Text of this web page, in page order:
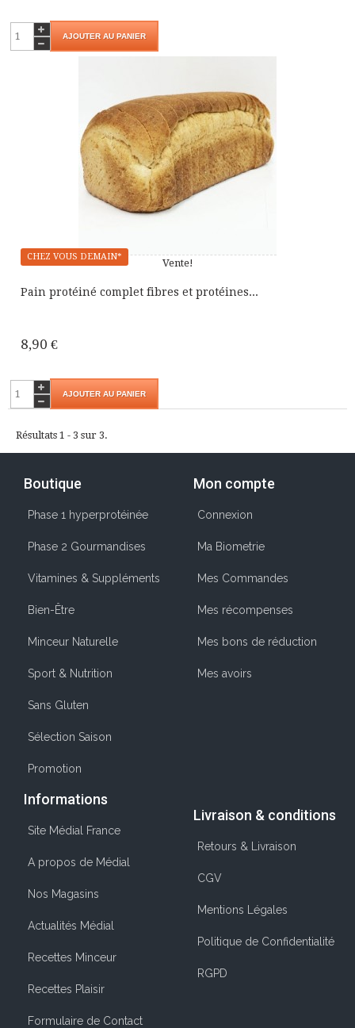
AJOUTER AU PANIER
Vente!
Pain protéiné complet fibres et protéines...
8,90 €
CHEZ VOUS DEMAIN*
AJOUTER AU PANIER
Résultats 1 - 3 sur 3.
Boutique
Phase 1 hyperprotéinée
Phase 2 Gourmandises
Vitamines & Suppléments
Bien-Être
Minceur Naturelle
Sport & Nutrition
Sans Gluten
Sélection Saison
Promotion
Mon compte
Connexion
Ma Biometrie
Mes Commandes
Mes récompenses
Mes bons de réduction
Mes avoirs
Informations
Site Médial France
A propos de Médial
Nos Magasins
Actualités Médial
Recettes Minceur
Recettes Plaisir
Formulaire de Contact
Livraison & conditions
Retours & Livraison
CGV
Mentions Légales
Politique de Confidentialité
RGPD